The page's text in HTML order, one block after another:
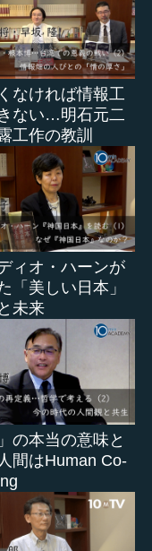
なければ情報工
ない…明石元二
工作の教訓
ィオ・ハーンが
「美しい日本」
未来
の本当の意味と
間はHuman Co-